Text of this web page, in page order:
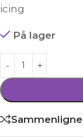
icing
På lager
Sammenligne